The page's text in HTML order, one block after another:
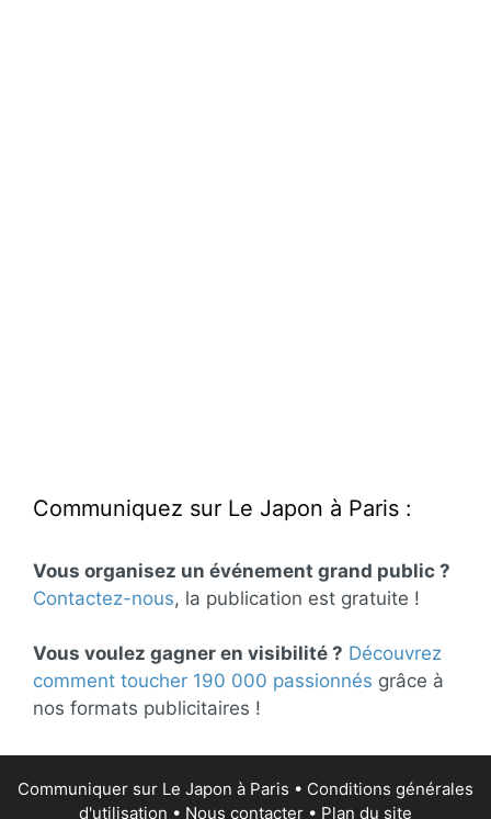
Communiquez sur Le Japon à Paris :
Vous organisez un événement grand public ?
Contactez-nous, la publication est gratuite !
Vous voulez gagner en visibilité ? Découvrez
comment toucher 190 000 passionnés grâce à
nos formats publicitaires !
Communiquer sur Le Japon à Paris • Conditions générales
d'utilisation • Nous contacter • Plan du site